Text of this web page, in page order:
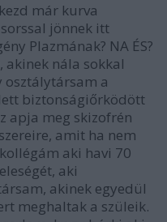
már kurva
jönnek itt
Plazmának? NA ÉS?
akinek nála sokkal
osztálytársam a
biztonságiőrködött
apja meg skizofrén
amit ha nem
aki havi 70
aki
akinek egyedül
meghaltak a szüleik.